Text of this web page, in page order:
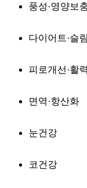
풍성·영양보
다이어트·슬림
피로개선·활력
면역·항산화
눈건강
코건강